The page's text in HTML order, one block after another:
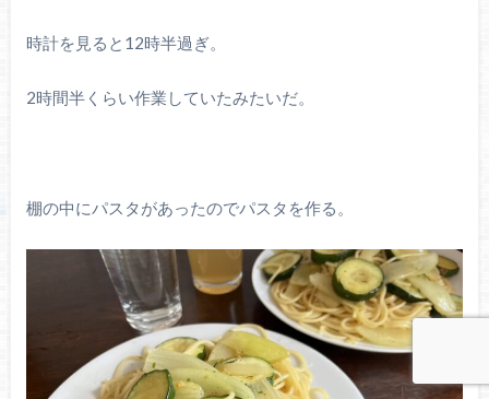
時計を見ると12時半過ぎ。
2時間半くらい作業していたみたいだ。
棚の中にパスタがあったのでパスタを作る。